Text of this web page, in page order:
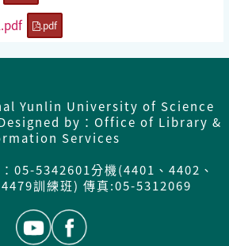
.pdf
Yunlin University of Science
by：Office of Library &
Services
05-5342601分機(4401、4402、
訓練班) 傳真:05-5312069